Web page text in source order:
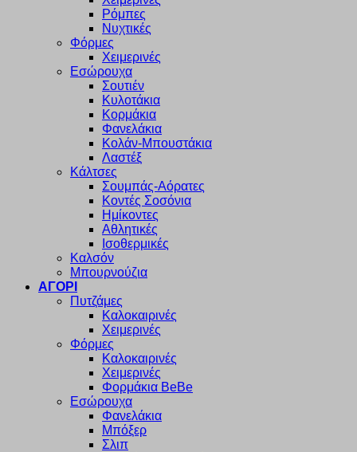
Ρόμπες
Νυχτικές
Φόρμες
Χειμερινές
Εσώρουχα
Σουτιέν
Κυλοτάκια
Κορμάκια
Φανελάκια
Κολάν-Μπουστάκια
Λαστέξ
Κάλτσες
Σουμπάς-Αόρατες
Κοντές Σοσόνια
Ημίκοντες
Αθλητικές
Ισοθερμικές
Καλσόν
Μπουρνούζια
ΑΓΟΡΙ
Πυτζάμες
Καλοκαιρινές
Χειμερινές
Φόρμες
Καλοκαιρινές
Χειμερινές
Φορμάκια BeBe
Εσώρουχα
Φανελάκια
Μπόξερ
Σλιπ